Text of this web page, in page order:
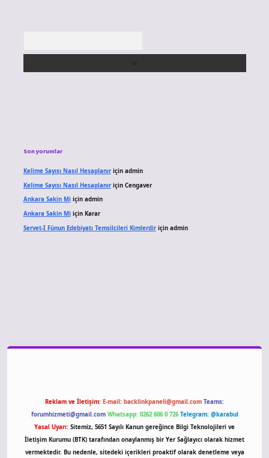
Son yorumlar
Kelime Sayısı Nasıl Hesaplanıriçin admin
Kelime Sayısı Nasıl Hesaplanıriçin Cengaver
Ankara Sakin Miiçin admin
Ankara Sakin Miiçin Karar
Servet-I Fünun Edebiyatı Temsilcileri Kimlerdiriçin admin
Reklam ve İletişim: E-mail: backlinkpaneli@gmail.com Teams:
forumhizmeti@gmail.com Whatsapp: 0262 606 0 726 Telegram: @karabul
Yasal Uyarı: Sitemiz, 5651 Sayılı Kanun gereğince Bilgi Teknolojileri ve
İletişim Kurumu (BTK) tarafından onaylanmış bir Yer Sağlayıcı olarak hizmet
vermektedir. Bu nedenle, sitedeki içerikleri proaktif olarak denetleme veya